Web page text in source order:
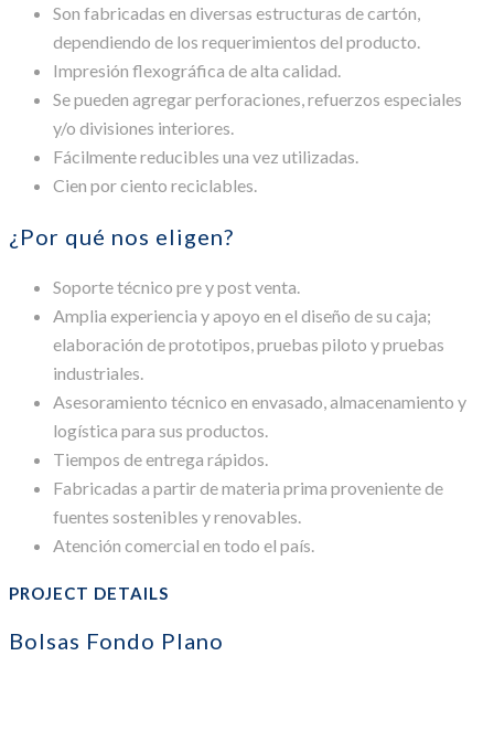
Son fabricadas en diversas estructuras de cartón,
dependiendo de los requerimientos del producto.
Impresión flexográfica de alta calidad.
Se pueden agregar perforaciones, refuerzos especiales
y/o divisiones interiores.
Fácilmente reducibles una vez utilizadas.
Cien por ciento reciclables.
¿Por qué nos eligen?
Soporte técnico pre y post venta.
Amplia experiencia y apoyo en el diseño de su caja;
elaboración de prototipos, pruebas piloto y pruebas
industriales.
Asesoramiento técnico en envasado, almacenamiento y
logística para sus productos.
Tiempos de entrega rápidos.
Fabricadas a partir de materia prima proveniente de
fuentes sostenibles y renovables.
Atención comercial en todo el país.
PROJECT DETAILS
Bolsas Fondo Plano